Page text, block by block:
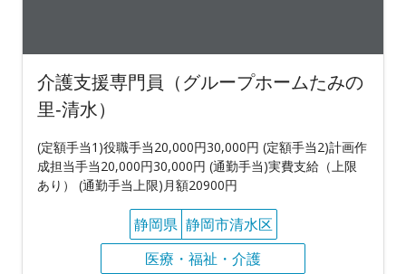
介護支援専門員（グループホームたみの
里‐清水）
(定額手当1)役職手当20,000円30,000円 (定額手当2)計画作
成担当手当20,000円30,000円 (通勤手当)実費支給（上限
あり） (通勤手当上限)月額20900円
静岡県 静岡市清水区
医療・福祉・介護